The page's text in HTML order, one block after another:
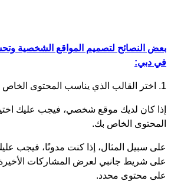
بعض النصائح لتصميم المواقع الشخصية
في دبي:
1. اختر القالب الذي يناسب المحتوى الخاص بك:
إذا كان لديك موقع شخصي، فيجب عليك
المحتوى الخاص بك.
على سبيل المثال، إذا كنت مدونًا، فيجب
على شريط جانبي لعرض المشاركات
على محتوى محدد.